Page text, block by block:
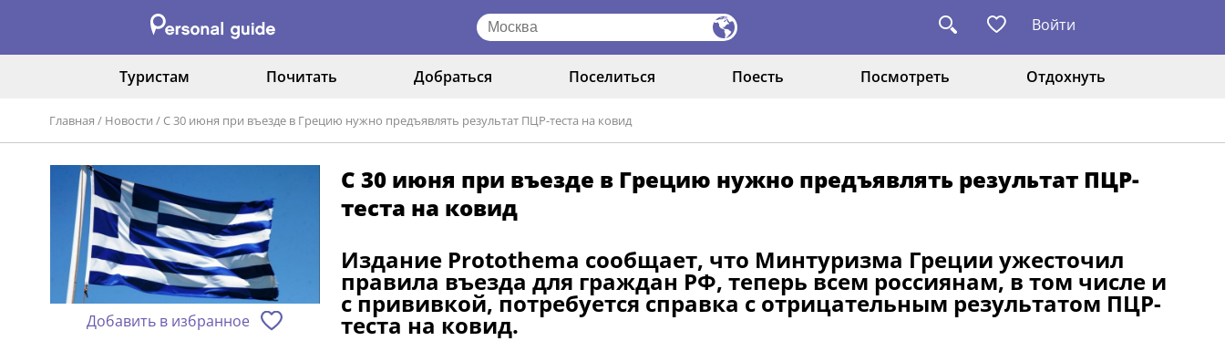
Войти
Туристам Почитать Добраться Поселиться Поесть Посмотреть Отдохнуть
Главная / Новости / С 30 июня при въезде в Грецию нужно предъявлять результат ПЦР-теста на ковид
Добавить в избранное
С 30 июня при въезде в Грецию нужно предъявлять результат ПЦР-
теста на ковид
Издание Protothema сообщает, что Минтуризма Греции ужесточил
правила въезда для граждан РФ, теперь всем россиянам, в том числе и
с прививкой, потребуется справка с отрицательным результатом ПЦР-
теста на ковид.